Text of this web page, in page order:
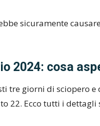
sicuramente
2024: cosa
tre giorni di sciopero
22. Ecco tutti i dettagli